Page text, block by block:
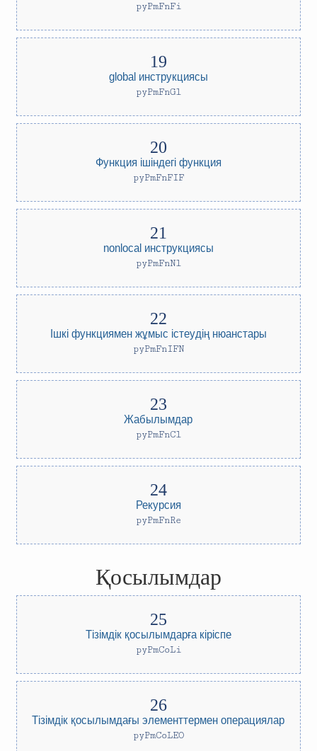
pyPmFnFi
global инструкциясы
pyPmFnGl
Функция ішіндегі функция
pyPmFnFIF
nonlocal инструкциясы
pyPmFnNl
Ішкі функциямен жұмыс істеудің нюанстары
pyPmFnIFN
Жабылымдар
pyPmFnCl
Рекурсия
pyPmFnRe
Қосылымдар
Тізімдік қосылымдарға кіріспе
pyPmCoLi
Тізімдік қосылымдағы элементтермен операциялар
pyPmCoLEO